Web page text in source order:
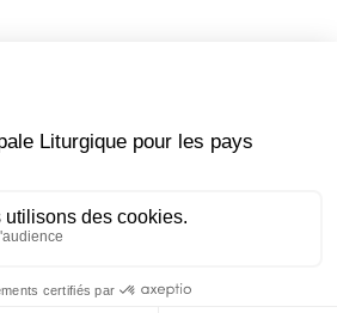
Dieu éternel et tout-
ceux qui t'implorent, bien au-delà
leurs désirs ; répands sur nous
plus que nous n'osons